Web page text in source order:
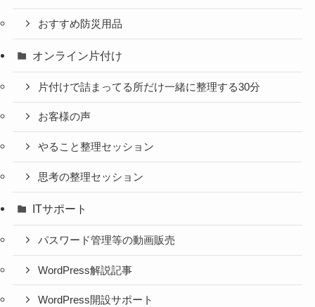
おすすめ防災用品
オンライン片付け
片付けで詰まってる所だけ一緒に整理する30分
お客様の声
やること整理セッション
思考の整理セッション
ITサポート
パスワード管理等の動画販売
WordPress解説記事
WordPress開設サポート